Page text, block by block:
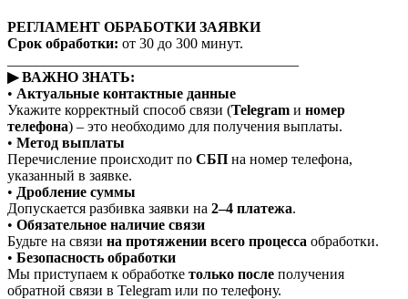
РЕГЛАМЕНТ ОБРАБОТКИ ЗАЯВКИ
Срок обработки: от 30 до 300 минут.
▶ ВАЖНО ЗНАТЬ:
• Актуальные контактные данные
Укажите корректный способ связи (Telegram и номер
телефона) – это необходимо для получения выплаты.
• Метод выплаты
Перечисление происходит по СБП на номер телефона,
указанный в заявке.
• Дробление суммы
Допускается разбивка заявки на 2–4 платежа.
• Обязательное наличие связи
Будьте на связи на протяжении всего процесса обработки.
• Безопасность обработки
Мы приступаем к обработке только после получения
обратной связи в Telegram или по телефону.